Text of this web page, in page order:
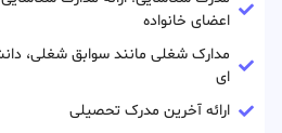
اعضای خانواده
مدارک شغلی مانند سوابق شغلی،
ای
ارائه آخرین مدرک تحصیلی